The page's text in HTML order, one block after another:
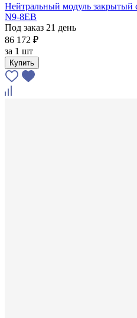
Нейтральный модуль
N9-8EB
Под заказ 21 день
86 172 ₽
за 1 шт
Купить